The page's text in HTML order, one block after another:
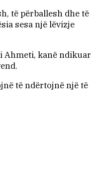
të përballesh dhe të
sesa një lëvizje
Ahmeti, kanë ndikuar
të ndërtojnë një të